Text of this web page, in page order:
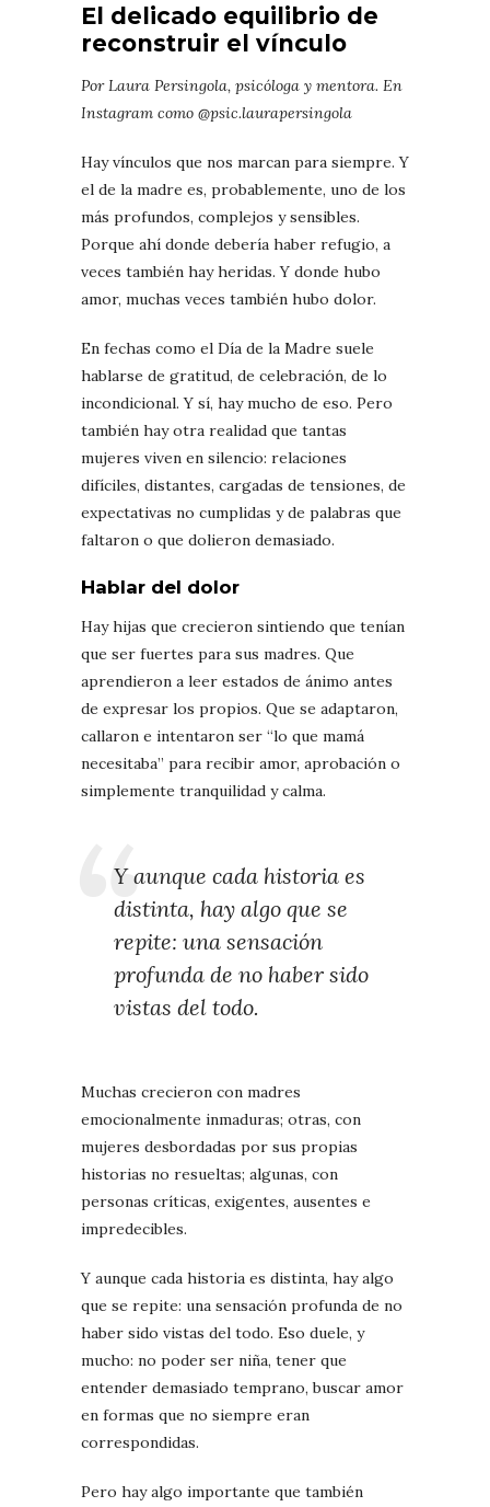
El delicado equilibrio de
reconstruir el vínculo
Por Laura Persingola, psicóloga y mentora. En
Instagram como @psic.laurapersingola
Hay vínculos que nos marcan para siempre. Y
el de la madre es, probablemente, uno de los
más profundos, complejos y sensibles.
Porque ahí donde debería haber refugio, a
veces también hay heridas. Y donde hubo
amor, muchas veces también hubo dolor.
En fechas como el Día de la Madre suele
hablarse de gratitud, de celebración, de lo
incondicional. Y sí, hay mucho de eso. Pero
también hay otra realidad que tantas
mujeres viven en silencio: relaciones
difíciles, distantes, cargadas de tensiones, de
expectativas no cumplidas y de palabras que
faltaron o que dolieron demasiado.
Hablar del dolor
Hay hijas que crecieron sintiendo que tenían
que ser fuertes para sus madres. Que
aprendieron a leer estados de ánimo antes
de expresar los propios. Que se adaptaron,
callaron e intentaron ser “lo que mamá
necesitaba” para recibir amor, aprobación o
simplemente tranquilidad y calma.
Y aunque cada historia es
distinta, hay algo que se
repite: una sensación
profunda de no haber sido
vistas del todo.
Muchas crecieron con madres
emocionalmente inmaduras; otras, con
mujeres desbordadas por sus propias
historias no resueltas; algunas, con
personas críticas, exigentes, ausentes e
impredecibles.
Y aunque cada historia es distinta, hay algo
que se repite: una sensación profunda de no
haber sido vistas del todo. Eso duele, y
mucho: no poder ser niña, tener que
entender demasiado temprano, buscar amor
en formas que no siempre eran
correspondidas.
Pero hay algo importante que también